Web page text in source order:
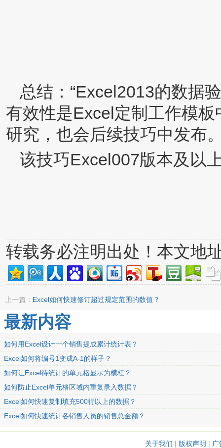
总结：“Excel2013的数据
有效性是Excel定制工作模
研究，也会后续技巧中发布
该技巧Excel007版本及以
转载务必注明出处！本文地
上一篇： Excel如何快速修订超过规定范围的数值？
最新内容
如何用Excel设计一个销售提成累计统计表？
Excel如何将编号1变成A-1的样子？
如何让Excel待统计的单元格显示为横杠？
如何防止Excel单元格区域内重复录入数据？
Excel如何快速复制填充500行以上的数据？
Excel如何快速统计各销售人员的销售总金额？
关于我们 | 版权声明 |